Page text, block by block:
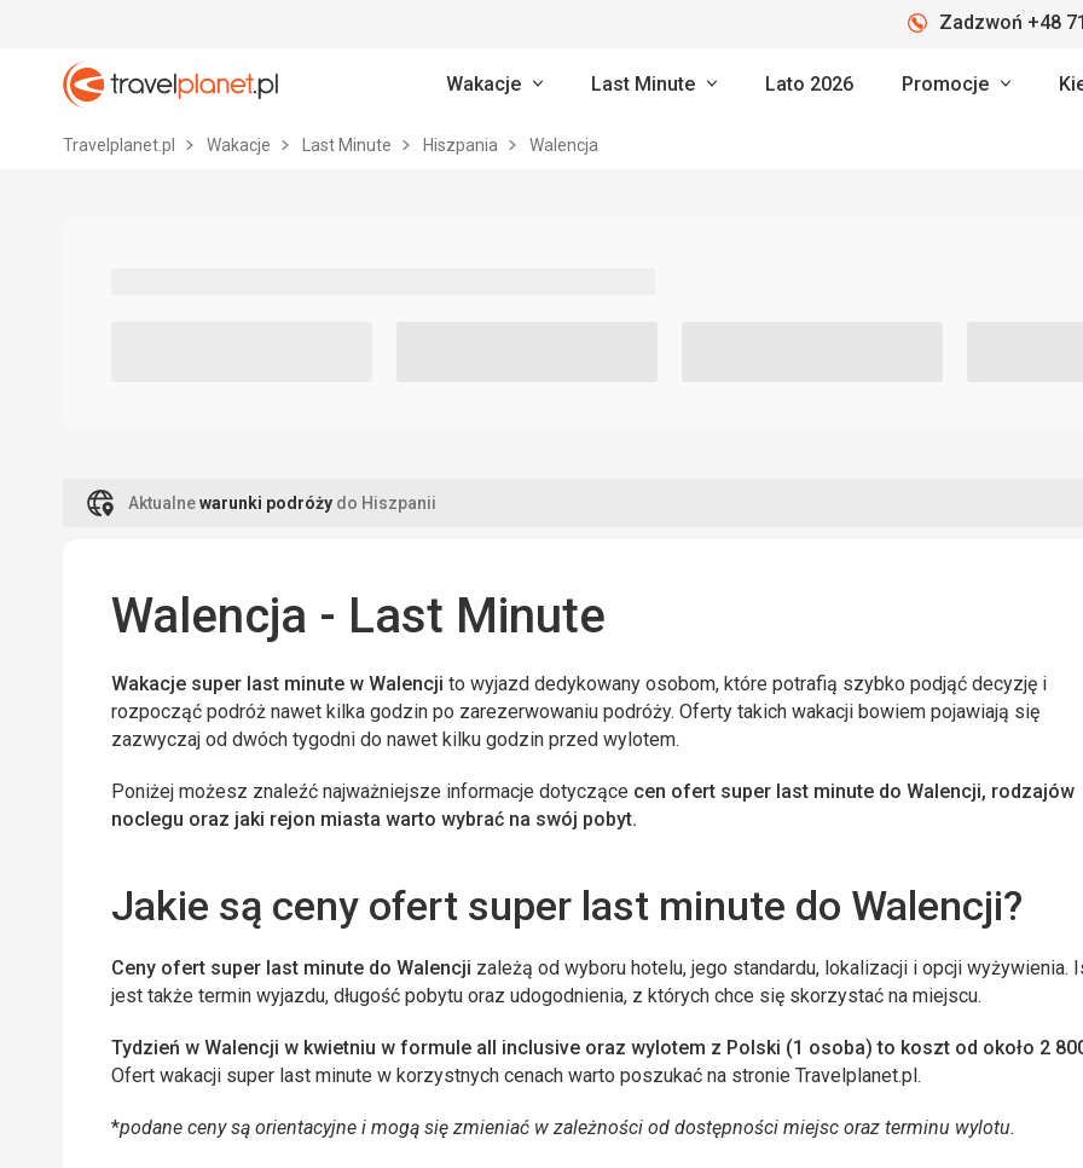
Travelplanet.pl
Zadzwoń +48
Wakacje Last Minute Lato 2026 Promocje
Travelplanet.pl Wakacje Last Minute Hiszpania Walencja
Aktualnewarunki podróży do Hiszpanii
Walencja - Last Minute
Wakacje super last minute w Walencji to wyjazd dedykowany osobom, które potrafią szybko podjąć decyzję i
rozpocząć podróż nawet kilka godzin po zarezerwowaniu podróży. Oferty takich wakacji bowiem pojawiają się
zazwyczaj od dwóch tygodni do nawet kilku godzin przed wylotem.
Poniżej możesz znaleźć najważniejsze informacje dotyczące cen ofert super last minute do Walencji, rodzajów
noclegu oraz jaki rejon miasta warto wybrać na swój pobyt.
Jakie są ceny ofert super last minute do Walencji?
Ceny ofert super last minute do Walencji zależą od wyboru hotelu, jego standardu, lokalizacji i opcji wyżywienia.
jest także termin wyjazdu, długość pobytu oraz udogodnienia, z których chce się skorzystać na miejscu.
Tydzień w Walencji w kwietniu w formule all inclusive oraz wylotem z Polski (1 osoba) to koszt od około 2
Ofert wakacji super last minute w korzystnych cenach warto poszukać na stronie Travelplanet.pl.
*podane ceny są orientacyjne i mogą się zmieniać w zależności od dostępności miejsc oraz terminu wylotu.